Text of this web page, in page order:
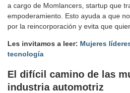
a cargo de Momlancers, startup que
empoderamiento. Esto ayuda a que
por la reincorporación y evita que
Les invitamos a leer: Mujeres
tecnología
El difícil camino de las
industria automotriz